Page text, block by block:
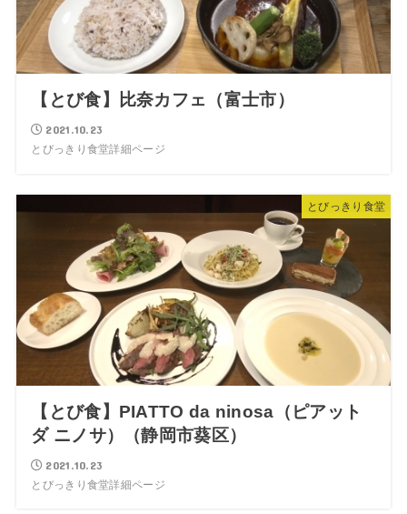
【とび食】比奈カフェ（富士市）
2021.10.23
とびっきり食堂詳細ページ
とびっきり食堂
【とび食】PIATTO da ninosa（ピアット
ダ ニノサ）（静岡市葵区）
2021.10.23
とびっきり食堂詳細ページ